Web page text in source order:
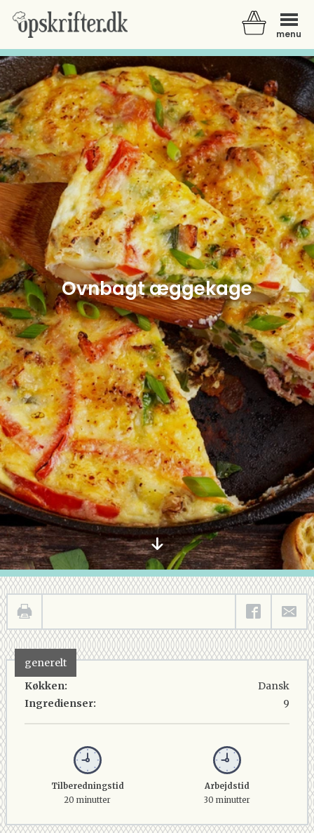
menu
Der er ingen varer i din kurv.
Ovnbagt æggekage
generelt
Køkken:
Ingredienser:
Dansk
9
Tilberedningstid
20 minutter
Arbejdstid
30 minutter